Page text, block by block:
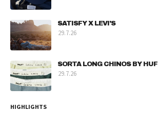
SATISFY X LEVI'S
29.7.26
SORTA LONG CHINOS BY HUF
29.7.26
HIGHLIGHTS